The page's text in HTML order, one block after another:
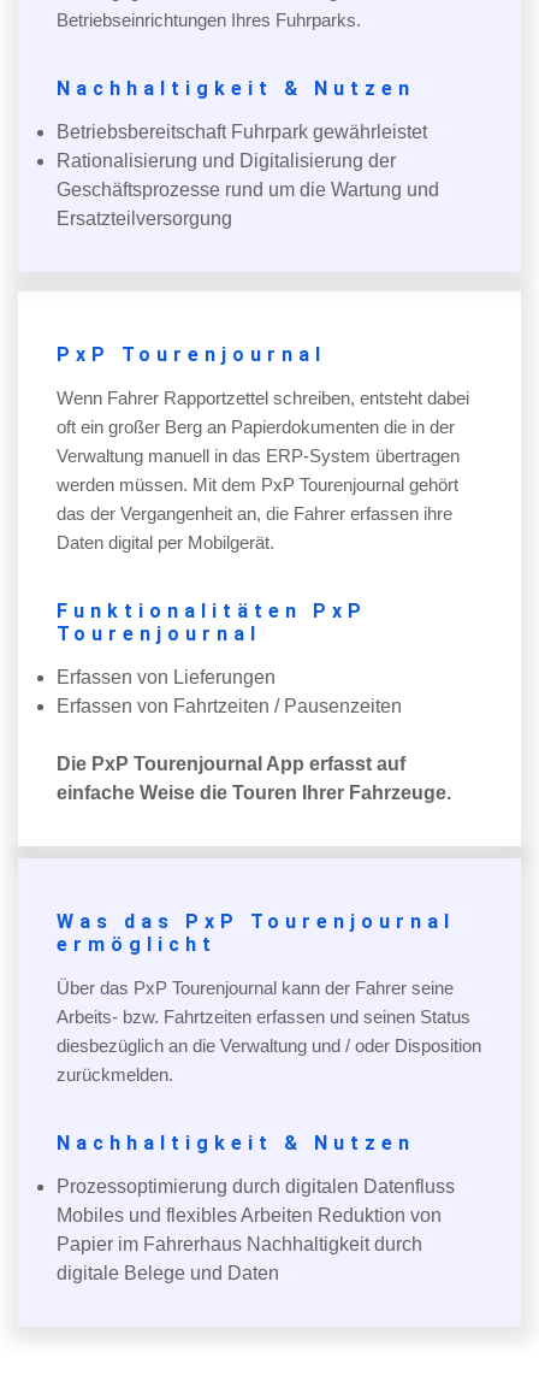
Betriebseinrichtungen Ihres Fuhrparks.
Nachhaltigkeit & Nutzen
Betriebsbereitschaft Fuhrpark gewährleistet
Rationalisierung und Digitalisierung der
Geschäftsprozesse rund um die Wartung und
Ersatzteilversorgung
PxP Tourenjournal
Wenn Fahrer Rapportzettel schreiben, entsteht dabei
oft ein großer Berg an Papierdokumenten die in der
Verwaltung manuell in das ERP-System übertragen
werden müssen. Mit dem PxP Tourenjournal gehört
das der Vergangenheit an, die Fahrer erfassen ihre
Daten digital per Mobilgerät.
Funktionalitäten PxP
Tourenjournal
Erfassen von Lieferungen
Erfassen von Fahrtzeiten / Pausenzeiten
Die PxP Tourenjournal App erfasst auf
einfache Weise die Touren Ihrer Fahrzeuge.
Was das PxP Tourenjournal
ermöglicht
Über das PxP Tourenjournal kann der Fahrer seine
Arbeits- bzw. Fahrtzeiten erfassen und seinen Status
diesbezüglich an die Verwaltung und / oder Disposition
zurückmelden.
Nachhaltigkeit & Nutzen
Prozessoptimierung durch digitalen Datenfluss
Mobiles und flexibles Arbeiten Reduktion von
Papier im Fahrerhaus Nachhaltigkeit durch
digitale Belege und Daten